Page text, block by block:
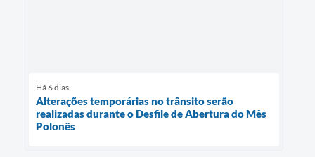
Há 6 dias
Alterações temporárias no trânsito serão
realizadas durante o Desfile de Abertura do Mês
Polonês